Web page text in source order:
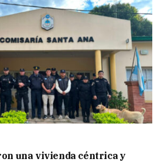
una vivienda céntrica y